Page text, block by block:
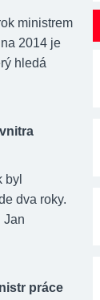
ministrem
2014 je
hledá
byl
dva roky.
Jan
práce